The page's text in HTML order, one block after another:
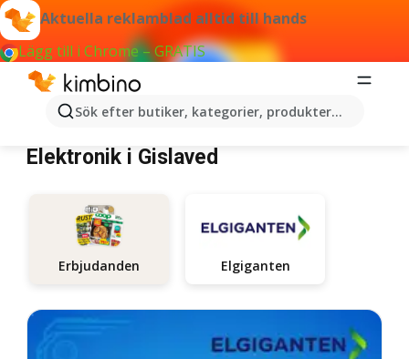
Aktuella reklamblad alltid till hands
Lägg till i Chrome – GRATIS
Sök efter butiker, kategorier, produkter...
Elektronik Gislaved
Elektronik i Gislaved
Erbjudanden Elgiganten